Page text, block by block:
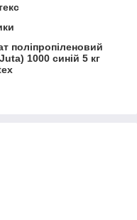
поліпропіленовий
1000 синій 5 кг